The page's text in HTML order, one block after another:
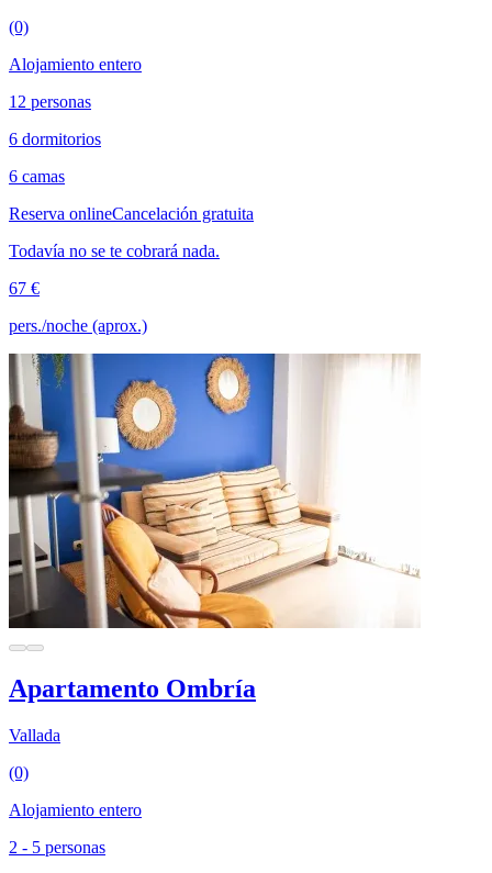
(0)
Alojamiento entero
12 personas
6 dormitorios
6 camas
Reserva onlineCancelación gratuita
Todavía no se te cobrará nada.
67 €
pers./noche (aprox.)
Apartamento Ombría
Vallada
(0)
Alojamiento entero
2 - 5 personas